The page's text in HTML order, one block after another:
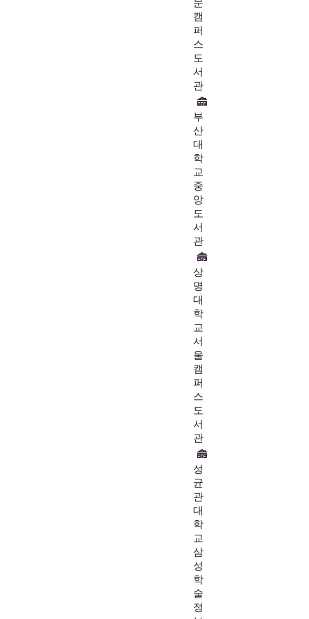
문
캠
퍼
스
도
서
관
부
산
대
학
교
중
앙
도
서
관
상
명
대
학
교
서
울
캠
퍼
스
도
서
관
성
균
관
대
학
교
삼
성
학
술
정